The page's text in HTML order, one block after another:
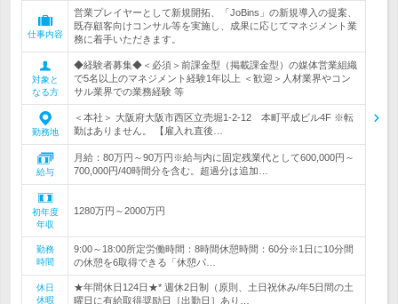
仕事内容
営業プレイヤーとして新規開拓、「JoBins」の新規導入の提案、
既存顧客向けコンサル等を実施し、成果に応じてマネジメント業
務に着手いただきます。
対象と
なる方
◆経験者募集◆＜必須＞前課金型（掲載課金型）の媒体営業組織
で5名以上のマネジメント経験1年以上 ＜歓迎＞人材業界やコン
サル業界での業務経験 等
勤務地
＜本社＞ 大阪府大阪市西区立売堀1-2-12 本町平成ビル4F ※転
勤はありません。 【雇入れ直後…
給与
月給：80万円～90万円※給与内に固定残業代として600,000円～
700,000円/40時間分を含む。超過分は追加…
初年度
年収
1280万円～2000万円
勤務
時間
9:00～18:00所定労働時間：8時間休憩時間：60分※1日に10分間
の休憩を6取得できる「休憩パ…
休日
休暇
★年間休日124日★* 週休2日制（原則、土日祝休み/年5日間の土
曜日に有給取得奨励日［出勤日］あり…